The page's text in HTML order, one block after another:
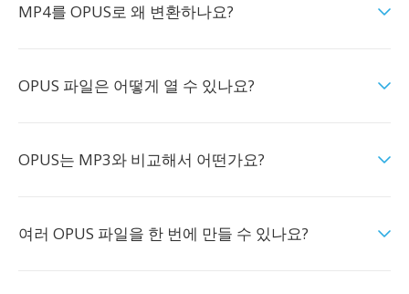
MP4를 OPUS로 왜 변환하나요?
OPUS 파일은 어떻게 열 수 있나요?
OPUS는 MP3와 비교해서 어떤가요?
여러 OPUS 파일을 한 번에 만들 수 있나요?